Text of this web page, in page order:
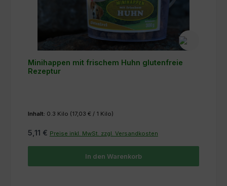
Minihappen mit frischem Huhn glutenfreie
Rezeptur
Inhalt: 0.3 Kilo (17,03 € / 1 Kilo)
5,11 € Preise inkl. MwSt. zzgl. Versandkosten
In den Warenkorb